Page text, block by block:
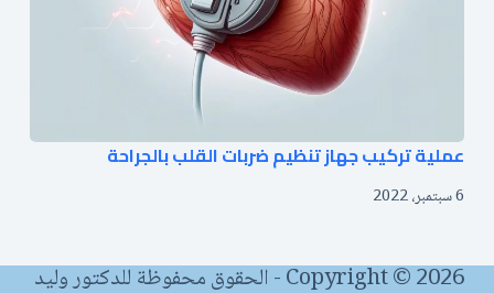
عملية تركيب جهاز تنظيم ضربات القلب بالجراحة
6 سبتمبر، 2022
Copyright © 2026 - الحقوق محفوظة للدكتور وليد